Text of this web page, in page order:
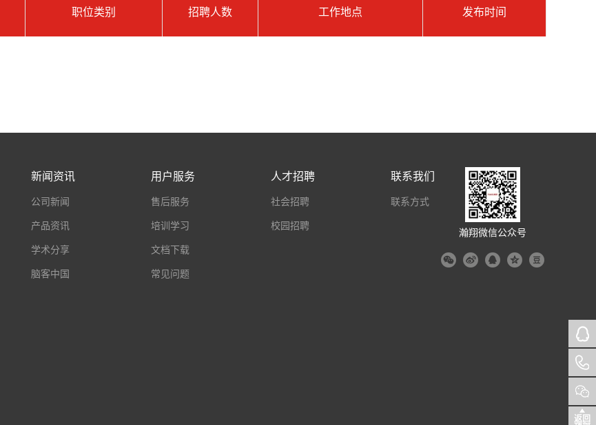
职位类别 招聘人数 工作地点 发布时间
瀚翔微信公众号
新闻资讯
公司新闻
产品资讯
学术分享
脑客中国
用户服务
售后服务
培训学习
文档下载
常见问题
人才招聘
社会招聘
校园招聘
联系我们
联系方式
返回